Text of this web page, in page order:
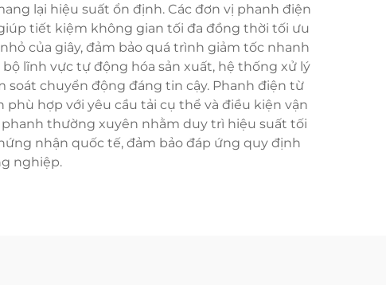
lại hiệu suất ổn định. Các đơn vị phanh điện
tiết kiệm không gian tối đa đồng thời tối ưu
của giây, đảm bảo quá trình giảm tốc nhanh
lĩnh vực tự động hóa sản xuất, hệ thống xử lý
soát chuyển động đáng tin cậy. Phanh điện từ
hợp với yêu cầu tải cụ thể và điều kiện vận
thường xuyên nhằm duy trì hiệu suất tối
nhận quốc tế, đảm bảo đáp ứng quy định
nghiệp.